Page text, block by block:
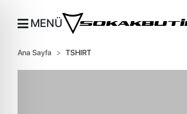
MENÜ
Ana Sayfa TSHIRT